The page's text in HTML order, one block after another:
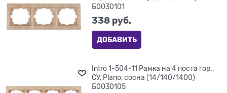
Б0030101
338 руб.
ДОБАВИТЬ
Intro 1-504-11 Рамка на 4 поста гор.,
СУ, Plano, сосна (14/140/1400)
Б0030105